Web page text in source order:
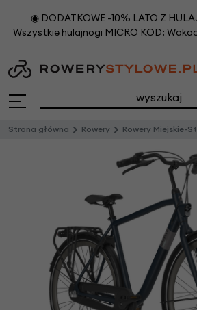
◉ DODATKOWE -10% LATO Z
Wszystkie hulajnogi MICRO KOD:
Strona główna Rowery Rowery Miejskie-